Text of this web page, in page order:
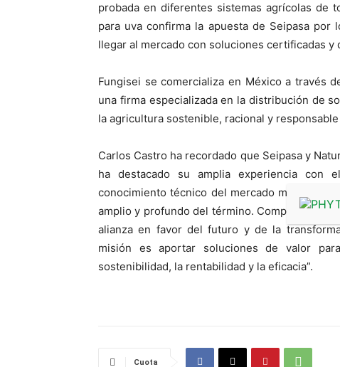
probada en diferentes sistemas agrícolas de
para uva confirma la apuesta de Seipasa
llegar al mercado con soluciones certificadas y
Fungisei se comercializa en México a través
una firma especializada en la distribución de
la agricultura sostenible, racional y
Carlos Castro ha recordado que Seipasa y
ha destacado su amplia experiencia con
conocimiento técnico del mercado mexicano.
amplio y profundo del término. Compartimos
alianza en favor del futuro y de la
misión es aportar soluciones de valor
sostenibilidad, la rentabilidad y la eficacia”.
Cuota